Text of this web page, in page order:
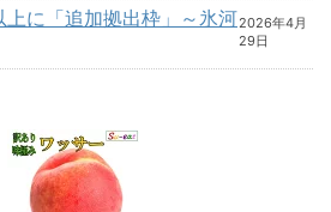
上に「追加拠出枠」～氷河2026年4月
29日